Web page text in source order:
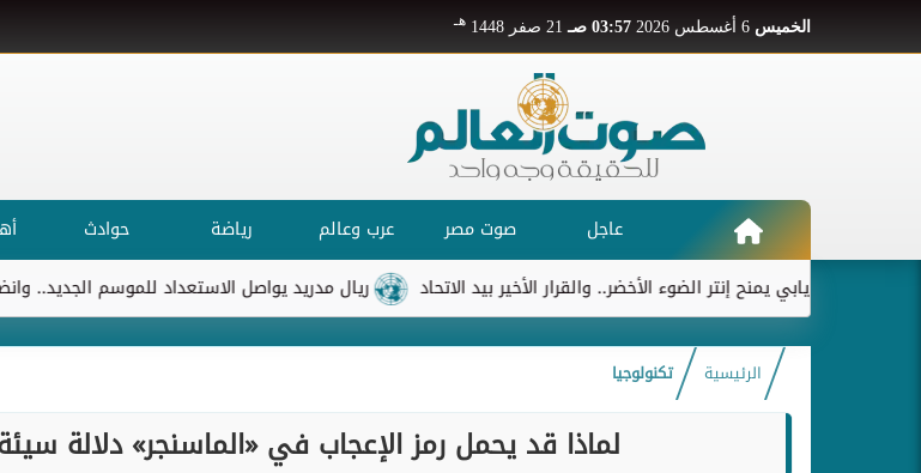
الخميس 03:57 صـ 21 صفر 1448 هـ
عاجل صوت مصر عرب وعالم رياضة حوادث
ريال مدريد يواصل الاستعداد للموسم الجديد.. وانضمام ديابي يمنح إنتر الضوء الأخضر.. والقرار الأخير بيد الاتحاد
الرئيسية تكنولوجيا
لماذا قد يحمل رمز الإعجاب في «الماسنجر» دلالة